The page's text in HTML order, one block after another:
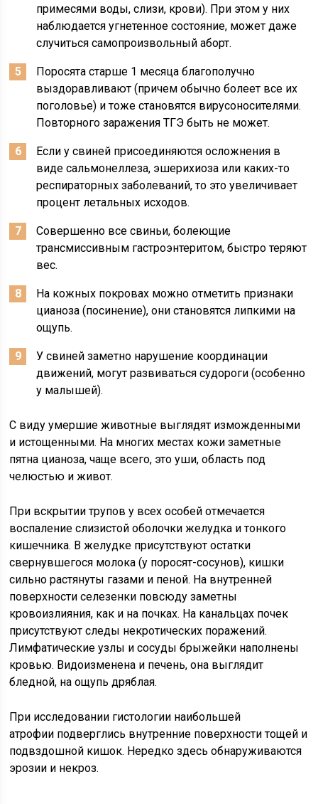
примесями воды, слизи, крови). При этом у них
наблюдается угнетенное состояние, может даже
случиться самопроизвольный аборт.
Поросята старше 1 месяца благополучно
выздоравливают (причем обычно болеет все их
поголовье) и тоже становятся вирусоносителями.
Повторного заражения ТГЭ быть не может.
Если у свиней присоединяются осложнения в
виде сальмонеллеза, эшерихиоза или каких-то
респираторных заболеваний, то это увеличивает
процент летальных исходов.
Совершенно все свиньи, болеющие
трансмиссивным гастроэнтеритом, быстро теряют
вес.
На кожных покровах можно отметить признаки
цианоза (посинение), они становятся липкими на
ощупь.
У свиней заметно нарушение координации
движений, могут развиваться судороги (особенно
у малышей).
С виду умершие животные выглядят изможденными
и истощенными. На многих местах кожи заметные
пятна цианоза, чаще всего, это уши, область под
челюстью и живот.
При вскрытии трупов у всех особей отмечается
воспаление слизистой оболочки желудка и тонкого
кишечника. В желудке присутствуют остатки
свернувшегося молока (у поросят-сосунов), кишки
сильно растянуты газами и пеной. На внутренней
поверхности селезенки повсюду заметны
кровоизлияния, как и на почках. На канальцах почек
присутствуют следы некротических поражений.
Лимфатические узлы и сосуды брыжейки наполнены
кровью. Видоизменена и печень, она выглядит
бледной, на ощупь дряблая.
При исследовании гистологии наибольшей
атрофии подверглись внутренние поверхности тощей и
подвздошной кишок. Нередко здесь обнаруживаются
эрозии и некроз.